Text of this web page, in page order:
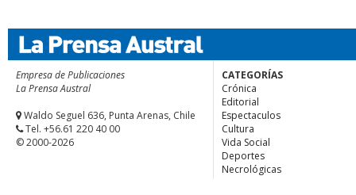
Empresa de Publicaciones
La Prensa Austral
Waldo Seguel 636, Punta Arenas, Chile
Tel. +56.61 220 40 00
© 2000-2026
CATEGORÍAS
Crónica
Editorial
Espectaculos
Cultura
Vida Social
Deportes
Necrológicas